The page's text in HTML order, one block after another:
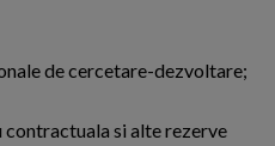
de cercetare-dezvoltare;
contractuala si alte rezerve